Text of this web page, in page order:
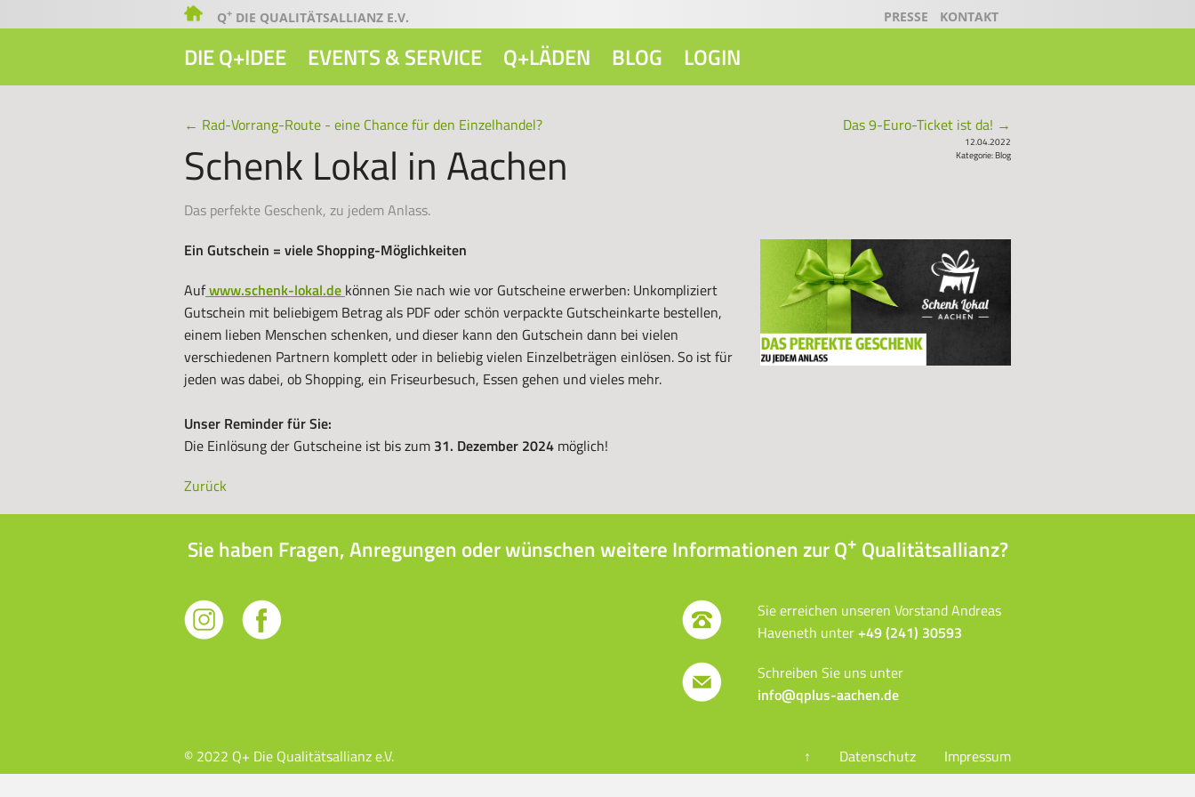
Q+DIE QUALITÄTSALLIANZ E.V. PRESSE KONTAKT
DIE Q+IDEE EVENTS & SERVICE Q+LÄDEN BLOG LOGIN
← Rad-Vorrang-Route - eine Chance für den Einzelhandel? Das 9-Euro-Ticket ist da! →
Schenk Lokal in Aachen
12.04.2022
Kategorie:Blog
Das perfekte Geschenk, zu jedem Anlass.
Ein Gutschein = viele Shopping-Möglichkeiten
Aufwww.schenk-lokal.de können Sie nach wie vor Gutscheine erwerben: Unkompliziert
Gutschein mit beliebigem Betrag als PDF oder schön verpackte Gutscheinkarte bestellen,
einem lieben Menschen schenken, und dieser kann den Gutschein dann bei vielen
verschiedenen Partnern komplett oder in beliebig vielen Einzelbeträgen einlösen. So ist für
jeden was dabei, ob Shopping, ein Friseurbesuch, Essen gehen und vieles mehr.
Unser Reminder für Sie:
Die Einlösung der Gutscheine ist bis zum 31. Dezember 2024 möglich!
Zurück
Sie haben Fragen, Anregungen oder wünschen weitere Informationen zur Q+ Qualitätsallianz?
Sie erreichen unseren Vorstand Andreas
Haveneth unter+49 (241) 30593
Schreiben Sie uns unter
info@qplus-aachen.de
© 2022 Q+ Die Qualitätsallianz e.V. ↑ Datenschutz Impressum